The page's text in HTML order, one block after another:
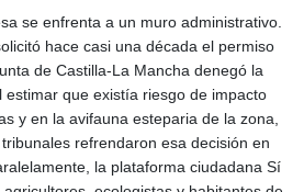
se enfrenta a un muro administrativo.
hace casi una década el permiso
de Castilla‑La Mancha denegó la
estimar que existía riesgo de impacto
y en la avifauna esteparia de la zona,
refrendaron esa decisión en
la plataforma ciudadana Sí